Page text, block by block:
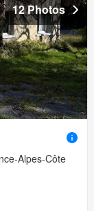
12 Photos
Alpes-Côte